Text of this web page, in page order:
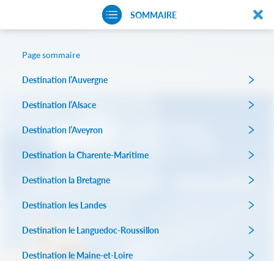
SOMMAIRE
Page sommaire
Destination l’Auvergne
Destination l’Alsace
Destination l’Aveyron
Destination la Charente-Maritime
Destination la Bretagne
Destination les Landes
Destination le Languedoc-Roussillon
Destination le Maine-et-Loire